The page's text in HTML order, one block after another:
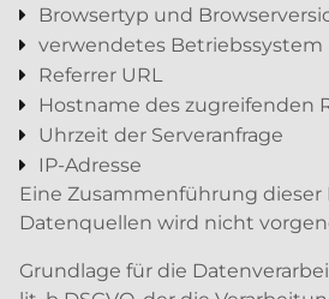
Browsertyp und
verwendetes Betriebssystem
Referrer URL
Hostname des zugreifenden
Uhrzeit der Serveranfrage
IP-Adresse
Eine Zusammenführung
Datenquellen wird nicht
Grundlage für die